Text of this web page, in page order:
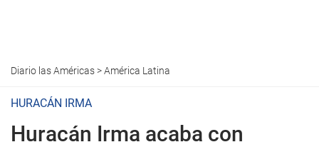
Diario las Américas>América Latina
HURACÁN IRMA
Huracán Irma acaba con